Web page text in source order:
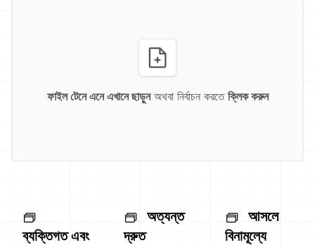
ফাইল টেনে এনে এখানে ছাড়ুনঅথবা নির্বাচন করতে ক্লিক করুন
ব্যক্তিগত এবং
অত্যন্ত
দ্রুত
আসলে
বিনামূল্যে